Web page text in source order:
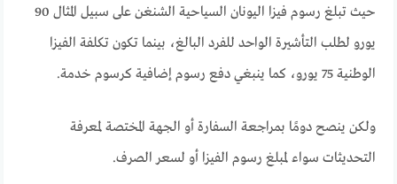
حيث تبلغ رسوم فيزا اليونان السياحية الشنغن على سبيل المثال 90
يورو لطلب التأشيرة الواحد للفرد البالغ، بينما تكون تكلفة الفيزا
الوطنية 75 يورو، كما ينبغي دفع رسوم إضافية كرسوم خدمة.
ولكن ينصح دومًا بمراجعة السفارة أو الجهة المختصة لمعرفة
التحديثات سواء لمبلغ رسوم الفيزا أو لسعر الصرف.